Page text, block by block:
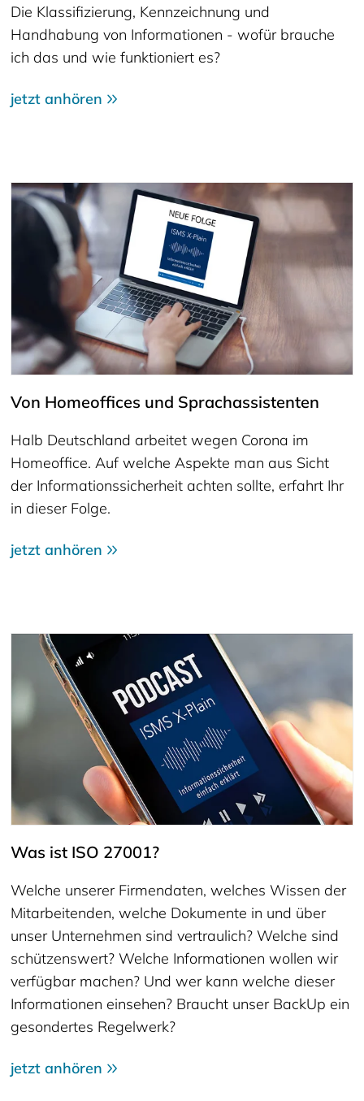
Die Klassifizierung, Kennzeichnung und
Handhabung von Informationen - wofür brauche
ich das und wie funktioniert es?
jetzt anhören
Von Homeoffices und Sprachassistenten
Halb Deutschland arbeitet wegen Corona im
Homeoffice. Auf welche Aspekte man aus Sicht
der Informationssicherheit achten sollte, erfahrt Ihr
in dieser Folge.
jetzt anhören
Was ist ISO 27001?
Welche unserer Firmendaten, welches Wissen der
Mitarbeitenden, welche Dokumente in und über
unser Unternehmen sind vertraulich? Welche sind
schützenswert? Welche Informationen wollen wir
verfügbar machen? Und wer kann welche dieser
Informationen einsehen? Braucht unser BackUp ein
gesondertes Regelwerk?
jetzt anhören